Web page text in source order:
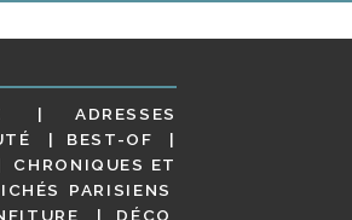
ADRESSES
BEST-OF
CHRONIQUES ET
PARISIENS
DÉCO